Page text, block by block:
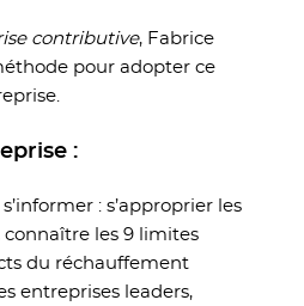
contributive, Fabrice
pour adopter ce
:
: s’approprier les
connaître les 9 limites
du réchauffement
entreprises leaders,